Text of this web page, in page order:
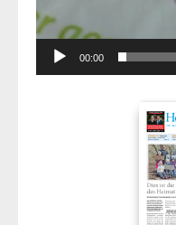
00:00